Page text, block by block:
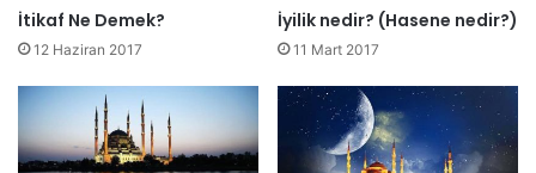
z
g
i
i
n
İtikaf Ne Demek?
12 Haziran 2017
İyilik nedir? (Hasene nedir?)
11 Mart 2017